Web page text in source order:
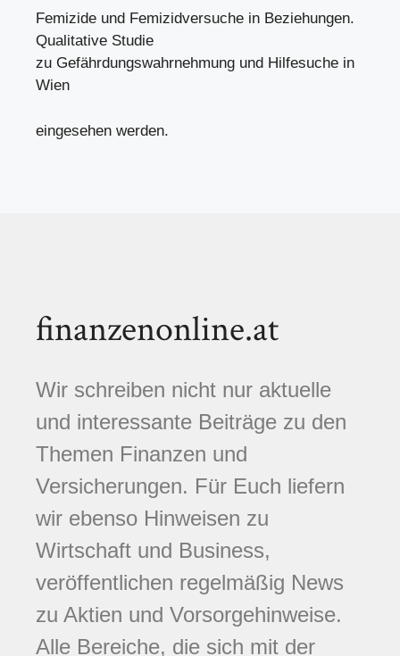
Femizide und Femizidversuche in Beziehungen.
Qualitative Studie
zu Gefährdungswahrnehmung und Hilfesuche in
Wien
eingesehen werden.
finanzenonline.at
Wir schreiben nicht nur aktuelle
und interessante Beiträge zu den
Themen Finanzen und
Versicherungen. Für Euch liefern
wir ebenso Hinweisen zu
Wirtschaft und Business,
veröffentlichen regelmäßig News
zu Aktien und Vorsorgehinweise.
Alle Bereiche, die sich mit der